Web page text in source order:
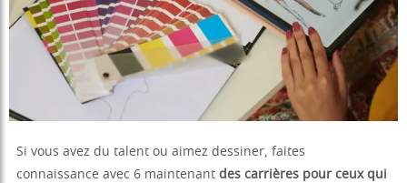
Si vous avez du talent ou aimez dessiner, faites
connaissance avec 6 maintenant des carrières pour ceux qui